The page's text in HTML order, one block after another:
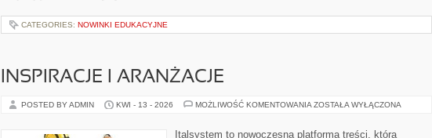
CATEGORIES: NOWINKI EDUKACYJNE
INSPIRACJE I ARANŻACJE
POSTED BY ADMIN KWI - 13 - 2026 MOŻLIWOŚĆ KOMENTOWANIA INSPIRACJE
ZOSTAŁA WYŁĄCZONA
Italsystem to nowoczesna platforma treści, która